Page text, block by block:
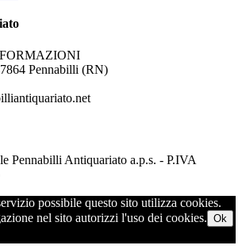
Pennabilli (RN)
Pennabilli Antiquariato a.p.s. - P.IVA
possibile questo sito utilizza cookies.
nel sito autorizzi l'uso dei cookies. Ok